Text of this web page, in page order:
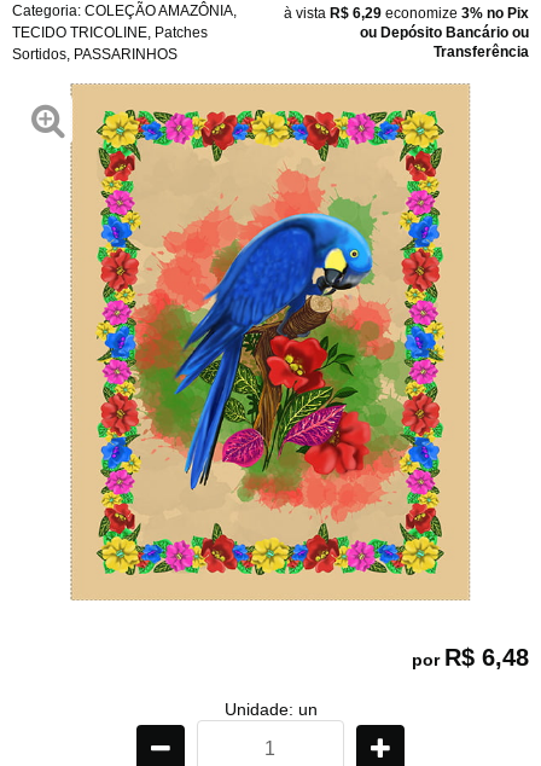
Categoria: COLEÇÃO AMAZÔNIA
TECIDO TRICOLINE Patches
Sortidos PASSARINHOS
à vista R$ 6,29 economize 3% no Pix
ou Depósito Bancário ou
Transferência
por R$ 6,48
Unidade: un